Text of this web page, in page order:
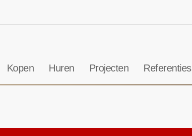
Kopen Huren Projecten Referenties